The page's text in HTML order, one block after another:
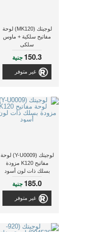
لوجيتك (MK120) لوحة
مفاتيح سلكية + ماوس
سلكى
150.3 جنية
غير متوفر
لوجيتك (Y-U0009) لوحة
مفاتيح K120 مزودة
بسلك ذات لون أسود
185.0 جنية
غير متوفر